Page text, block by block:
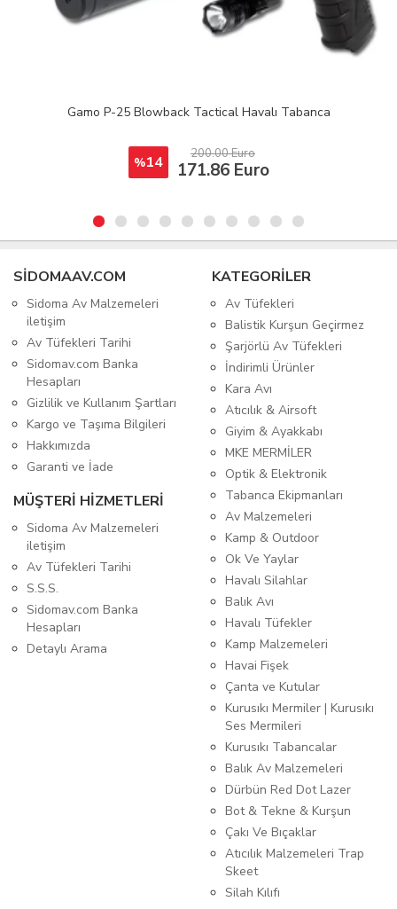
Junxing Yay Set JX2000
%82 420.00 Dolar
76.27 Dolar
SIDOMAAV.COM
Sidoma Av Malzemeleri
iletişim
Av Tüfekleri Tarihi
Sidomav.com Banka
Hesapları
Gizlilik ve Kullanım Şartları
Kargo ve Taşıma Bilgileri
Hakkımızda
Garanti ve İade
MÜŞTERİ HİZMETLERİ
Sidoma Av Malzemeleri
iletişim
Av Tüfekleri Tarihi
S.S.S.
Sidomav.com Banka
Hesapları
Detaylı Arama
KATEGORİLER
Av Tüfekleri
Balistik Kurşun Geçirmez
Şarjörlü Av Tüfekleri
İndirimli Ürünler
Kara Avı
Atıcılık & Airsoft
Giyim & Ayakkabı
MKE MERMİLER
Optik & Elektronik
Tabanca Ekipmanları
Av Malzemeleri
Kamp & Outdoor
Ok Ve Yaylar
Havalı Silahlar
Balık Avı
Havalı Tüfekler
Kamp Malzemeleri
Havai Fişek
Çanta ve Kutular
Kurusıkı Mermiler | Kurusıkı
Ses Mermileri
Kurusıkı Tabancalar
Balık Av Malzemeleri
Dürbün Red Dot Lazer
Bot & Tekne & Kurşun
Çakı Ve Bıçaklar
Atıcılık Malzemeleri Trap
Skeet
Silah Kılıfı